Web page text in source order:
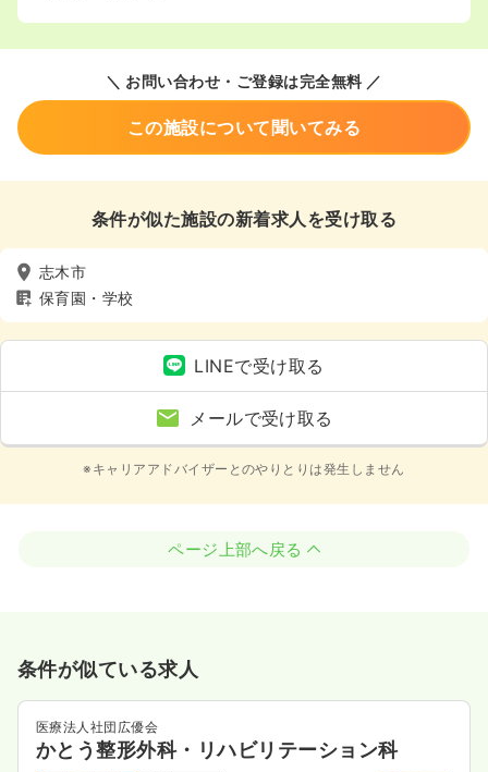
＼ お問い合わせ・ご登録は完全無料 ／
この施設について聞いてみる
条件が似た施設の新着求人を受け取る
志木市
保育園・学校
LINEで受け取る
メールで受け取る
※キャリアアドバイザーとのやりとりは発生しません
ページ上部へ戻る
条件が似ている求人
医療法人社団広優会
かとう整形外科・リハビリテーション科